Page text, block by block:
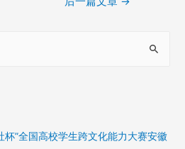
杯”全国高校学生跨文化能力大赛安徽